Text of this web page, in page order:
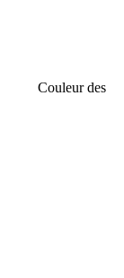
Couleur des